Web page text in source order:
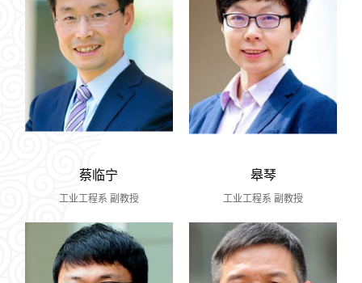
蔡临宁
工业工程系 副教授
皋琴
工业工程系 副教授